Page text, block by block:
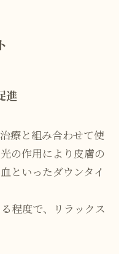
進
療と組み合わせて使
の作用により皮膚の
といったダウンタイ
程度で、リラックス